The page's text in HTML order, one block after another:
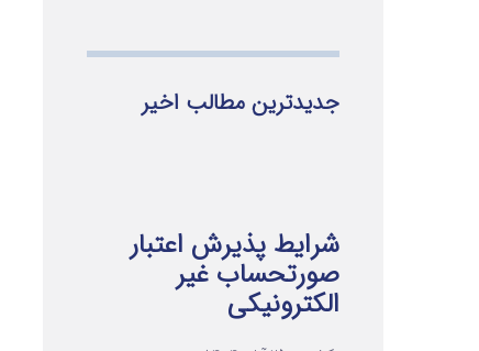
جدیدترین مطالب اخیر
شرایط پذیرش اعتبار
صورتحساب غیر
الکترونیکی